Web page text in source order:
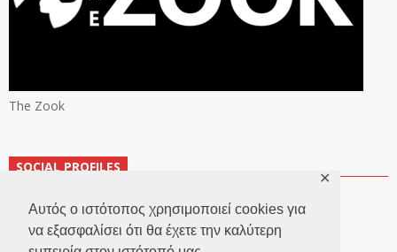
Αυτός ο ιστότοπος χρησιμοποιεί cookies για
να εξασφαλίσει ότι θα έχετε την καλύτερη
✕
The Zook
SOCIAL PROFILES